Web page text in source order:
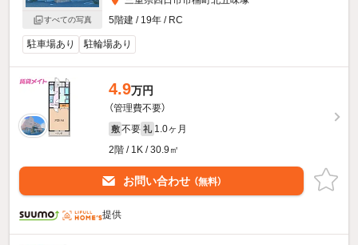
すべての写真
5階建 / 19年 / RC
駐車場あり 駐輪場あり
4.9万円
（管理費不要）
敷 不要 礼 1.0ヶ月
2階 / 1K / 30.9㎡
お問い合わせ （無料）
提供